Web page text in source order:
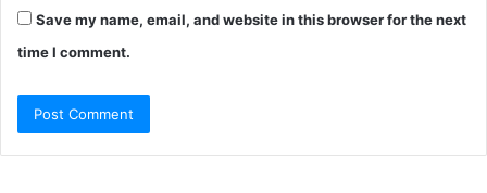
Save my name, email, and website in this browser for the next
time I comment.